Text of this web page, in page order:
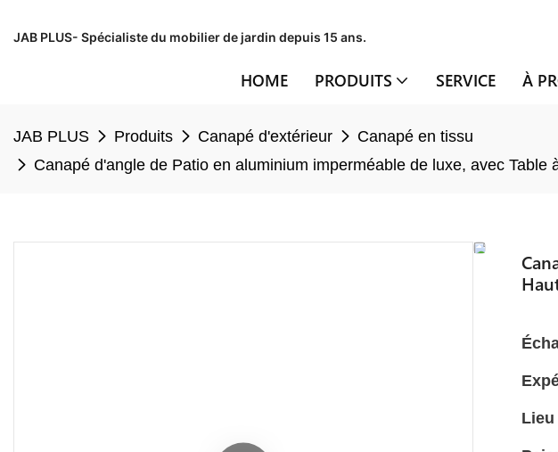
JAB PLUS- Spécialiste du mobilier de jardin depuis 15 ans.
HOME PRODUITS SERVICE À
JAB PLUS Produits Canapé d'extérieur
Canapé en tissu
Canapé d'angle de Patio en aluminium imperméable de luxe, avec